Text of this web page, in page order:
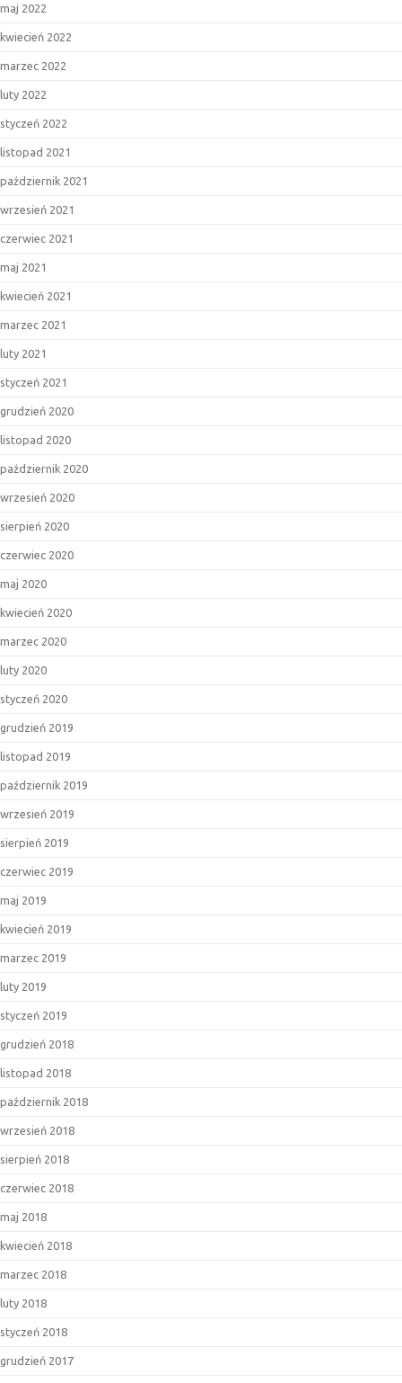
maj 2022
kwiecień 2022
marzec 2022
luty 2022
styczeń 2022
listopad 2021
październik 2021
wrzesień 2021
czerwiec 2021
maj 2021
kwiecień 2021
marzec 2021
luty 2021
styczeń 2021
grudzień 2020
listopad 2020
październik 2020
wrzesień 2020
sierpień 2020
czerwiec 2020
maj 2020
kwiecień 2020
marzec 2020
luty 2020
styczeń 2020
grudzień 2019
listopad 2019
październik 2019
wrzesień 2019
sierpień 2019
czerwiec 2019
maj 2019
kwiecień 2019
marzec 2019
luty 2019
styczeń 2019
grudzień 2018
listopad 2018
październik 2018
wrzesień 2018
sierpień 2018
czerwiec 2018
maj 2018
kwiecień 2018
marzec 2018
luty 2018
styczeń 2018
grudzień 2017